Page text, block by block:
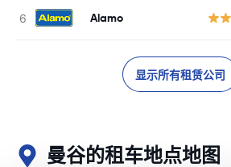
Alamo
显示所有租赁公司
曼谷的租车地点地图